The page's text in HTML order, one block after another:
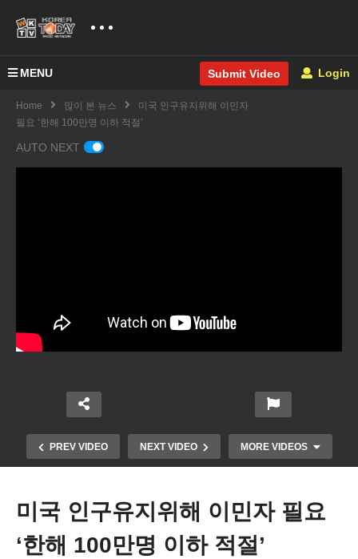
MENU Submit Video Login
Home 많이 본 뉴스
미국 인구유지위해 이민자
필요 ‘한해 100만명 이하 적절’
AUTO NEXT
PREV VIDEO NEXT VIDEO MORE VIDEOS
미국 인구유지위해 이민자 필요
‘한해 100만명 이하 적절’